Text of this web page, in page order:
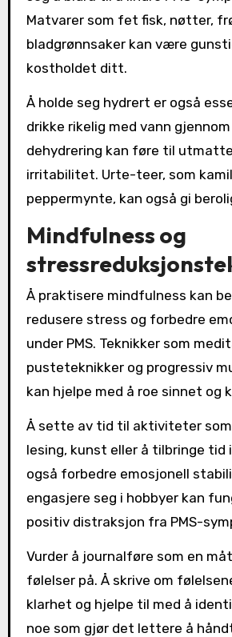
Matvarer som fet fisk, nøtter,
bladgrønnsaker kan være
kostholdet ditt.
Å holde seg hydrert er også
drikke rikelig med vann
dehydrering kan føre til
irritabilitet. Urte-teer, som
peppermynte, kan også gi
Mindfulness og
Å praktisere mindfulness kan
redusere stress og forbedre
under PMS. Teknikker som
pusteteknikker og progressiv
kan hjelpe med å roe sinnet og
Å sette av tid til aktiviteter som
lesing, kunst eller å tilbringe tid
også forbedre emosjonell
engasjere seg i hobbyer kan
positiv distraksjon fra PMS-
Vurder å journalføre som en
følelser på. Å skrive om
klarhet og hjelpe til med å
noe som gjør det lettere å